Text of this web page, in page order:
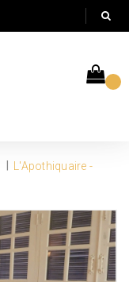
L'Apothiquaire -